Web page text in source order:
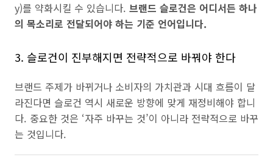
y)를 약화시킬 수 있습니다. 브랜드 슬로건은 어디서든 하나
의 목소리로 전달되어야 하는 기준 언어입니다.
3. 슬로건이 진부해지면 전략적으로 바꿔야 한다
브랜드 주제가 바뀌거나 소비자의 가치관과 시대 흐름이 달
라진다면 슬로건 역시 새로운 방향에 맞게 재정비해야 합니
다. 중요한 것은 ‘자주 바꾸는 것’이 아니라 전략적으로 바꾸
는 것입니다.